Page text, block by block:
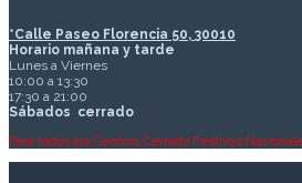
*Calle Paseo Florencia 50, 30010
Horario mañana y tarde
Lunes a Viernes
10:00 a 13:30
17:30 a 21:00
Sábados cerrado
Para todos los Centros Cerrado Festivos